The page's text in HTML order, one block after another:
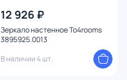
12 926 ₽
Зеркало настенное To4rooms
3895925.0013
В наличии 4 шт.